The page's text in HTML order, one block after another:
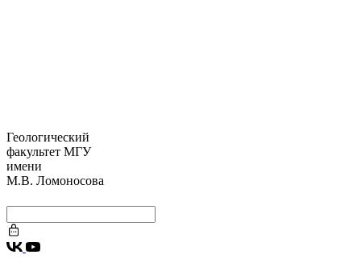
Геологический
факультет МГУ
имени
М.В. Ломоносова